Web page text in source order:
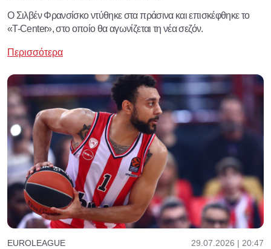
Ο Σιλβέν Φρανσίσκο ντύθηκε στα πράσινα και επισκέφθηκε το
«T-Center», στο οποίο θα αγωνίζεται τη νέα σεζόν.
Περισσότερα
EUROLEAGUE 29.07.2026 | 20:47